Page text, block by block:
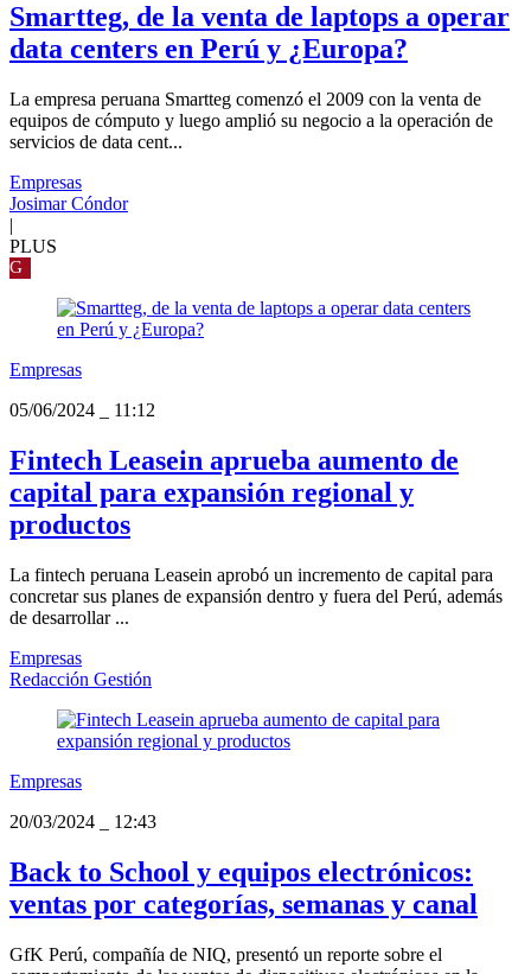
Smartteg, de la venta de laptops a operar
data centers en Perú y ¿Europa?
La empresa peruana Smartteg comenzó el 2009 con la venta de
equipos de cómputo y luego amplió su negocio a la operación de
servicios de data cent...
Empresas
Josimar Cóndor
|
PLUS
G
Empresas
05/06/2024
11:12
Fintech Leasein aprueba aumento de
capital para expansión regional y
productos
La fintech peruana Leasein aprobó un incremento de capital para
concretar sus planes de expansión dentro y fuera del Perú, además
de desarrollar ...
Empresas
Redacción Gestión
Empresas
20/03/2024
12:43
Back to School y equipos electrónicos:
ventas por categorías, semanas y canal
GfK Perú, compañía de NIQ, presentó un reporte sobre el